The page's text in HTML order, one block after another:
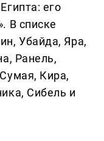
его
В списке
Убайда, Яра,
Ранель,
Кира,
Сибель и